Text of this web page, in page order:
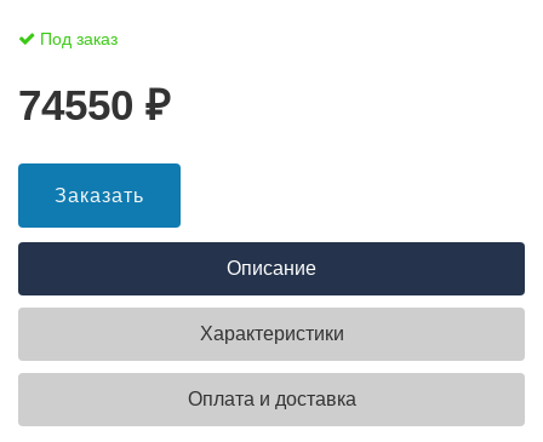
Под заказ
74550 ₽
Заказать
Описание
Характеристики
Оплата и доставка